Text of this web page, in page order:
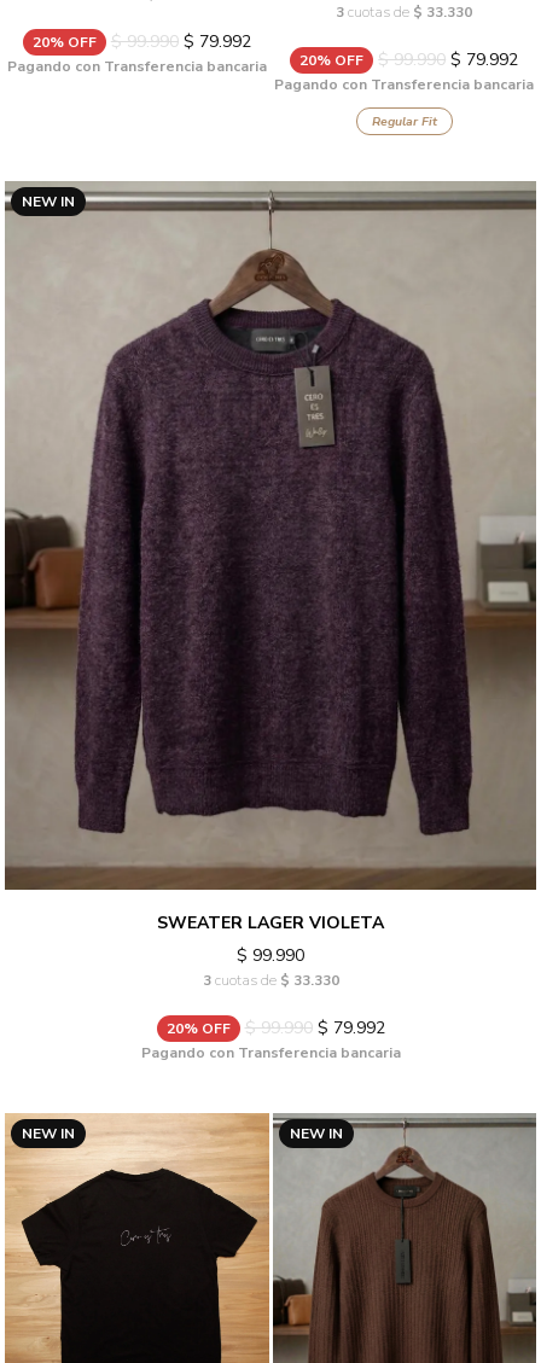
20% OFF $ 99.990$ 79.992
Pagando con Transferencia bancaria
3cuotas de $ 33.330
20% OFF $ 99.990 $ 79.992
Pagando con Transferencia bancaria
Regular Fit
NEW IN
SWEATER LAGER VIOLETA
$ 99.990
3cuotas de $ 33.330
20% OFF $ 99.990$ 79.992
Pagando con Transferencia bancaria
NEW IN NEW IN